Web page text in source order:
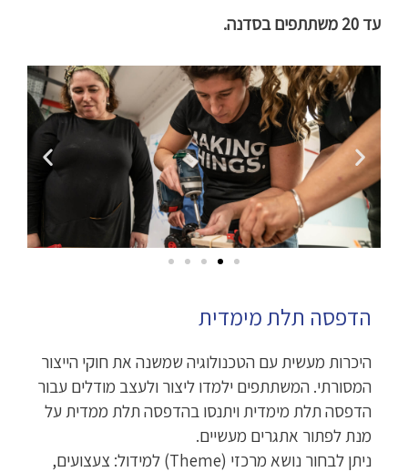
עד 20 משתתפים בסדנה.
הדפסה תלת מימדית
היכרות מעשית עם הטכנולוגיה שמשנה את חוקי הייצור
המסורתי. המשתתפים ילמדו ליצור ולעצב מודלים עבור
הדפסה תלת מימדית ויתנסו בהדפסה תלת ממדית על
מנת לפתור אתגרים מעשיים.
ניתן לבחור נושא מרכזי (Theme) למידול: צעצועים,